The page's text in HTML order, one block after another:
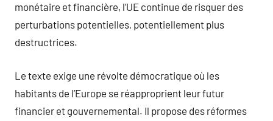
monétaire et financière, l’UE continue de risquer des
perturbations potentielles, potentiellement plus
destructrices.
Le texte exige une révolte démocratique où les
habitants de l’Europe se réapproprient leur futur
financier et gouvernemental. Il propose des réformes